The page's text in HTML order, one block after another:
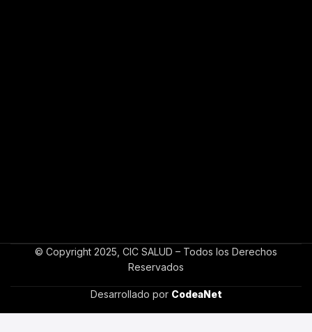
© Copyright 2025, CIC SALUD – Todos los Derechos
Reservados
Desarrollado por CodeaNet